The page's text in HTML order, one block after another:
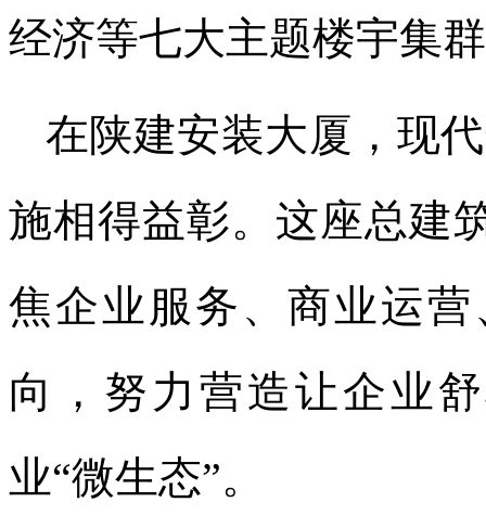
经济等七大主题楼宇集
在陕建安装大厦，现
施相得益彰。这座总建
焦企业服务、商业运
向，努力营造让企业
业“微生态”。